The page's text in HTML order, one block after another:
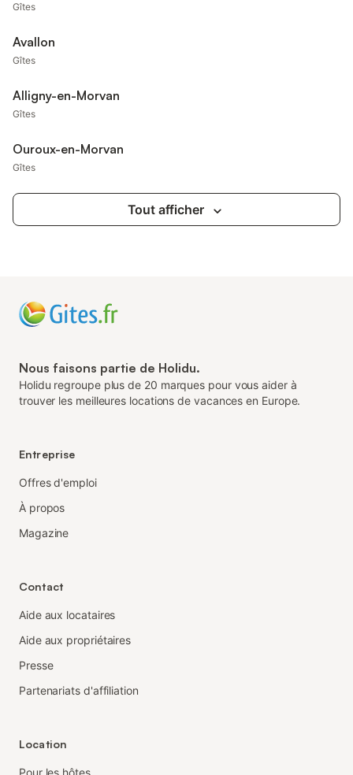
Gîtes
Avallon
Gîtes
Alligny-en-Morvan
Gîtes
Ouroux-en-Morvan
Gîtes
Tout afficher
Nous faisons partie de Holidu.
Holidu regroupe plus de 20 marques pour vous aider à
trouver les meilleures locations de vacances en Europe.
Entreprise
Offres d'emploi
À propos
Magazine
Contact
Aide aux locataires
Aide aux propriétaires
Presse
Partenariats d'affiliation
Location
Pour les hôtes